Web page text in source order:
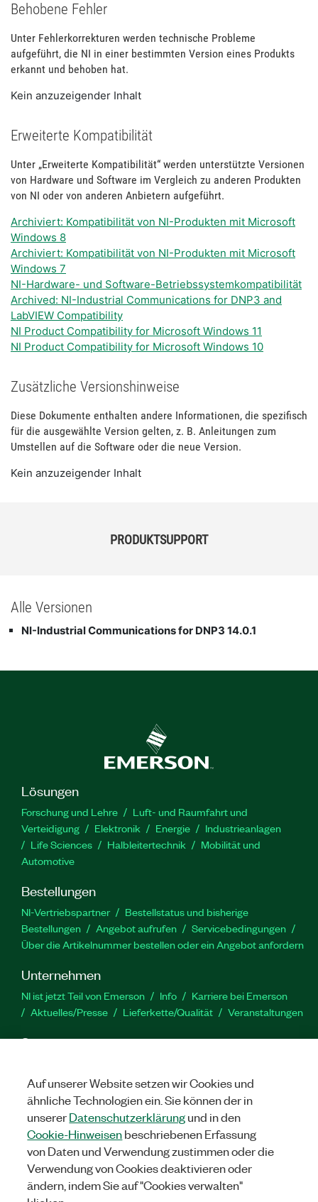
Behobene Fehler
Unter Fehlerkorrekturen werden technische Probleme
aufgeführt, die NI in einer bestimmten Version eines Produkts
erkannt und behoben hat.
Kein anzuzeigender Inhalt
Erweiterte Kompatibilität
Unter „Erweiterte Kompatibilität“ werden unterstützte Versionen
von Hardware und Software im Vergleich zu anderen Produkten
von NI oder von anderen Anbietern aufgeführt.
Archiviert: Kompatibilität von NI-Produkten mit Microsoft
Windows 8
Archiviert: Kompatibilität von NI-Produkten mit Microsoft
Windows 7
NI-Hardware- und Software-Betriebssystemkompatibilität
Archived: NI-Industrial Communications for DNP3 and
LabVIEW Compatibility
NI Product Compatibility for Microsoft Windows 11
NI Product Compatibility for Microsoft Windows 10
Zusätzliche Versionshinweise
Diese Dokumente enthalten andere Informationen, die spezifisch
für die ausgewählte Version gelten, z. B. Anleitungen zum
Umstellen auf die Software oder die neue Version.
Kein anzuzeigender Inhalt
PRODUKTSUPPORT
Alle Versionen
NI-Industrial Communications for DNP3 14.0.1
Lösungen
Forschung und Lehre
Luft- und Raumfahrt und
Verteidigung
Elektronik Energie
Industrieanlagen
Life Sciences
Halbleitertechnik
Mobilität und
Automotive
Bestellungen
NI-Vertriebspartner
Bestellstatus und bisherige
Bestellungen
Angebot aufrufen
Servicebedingungen
Über die Artikelnummer bestellen oder ein Angebot anfordern
Unternehmen
NI ist jetzt Teil von Emerson Info
Karriere bei Emerson
Aktuelles/Presse
Lieferkette/Qualität Veranstaltungen
Support
Produktaktivierung
Serviceanfrage stellen
Feedback
zur Website
YouTube
Twitter
© 2026
Auf unserer Website setzen wir Cookies und
ähnliche Technologien ein. Sie können der in
unsererDatenschutzerklärungund in den
Cookie-Hinweisenbeschriebenen Erfassung
von Daten und Verwendung zustimmen oder die
Verwendung von Cookies deaktivieren oder
ändern, indem Sie auf "Cookies verwalten"